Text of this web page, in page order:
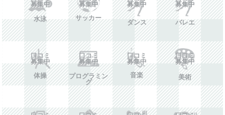
募集中
水泳
募集中
サッカー
募集中
ダンス
募集中
バレエ
口コミ
募集中
体操
口コミ
募集中
プログラミン
グ
口コミ
募集中
音楽
口コミ
募集中
美術